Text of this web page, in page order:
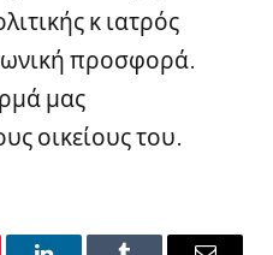
κ ιατρός
προσφορά.
μας
οικείους του.